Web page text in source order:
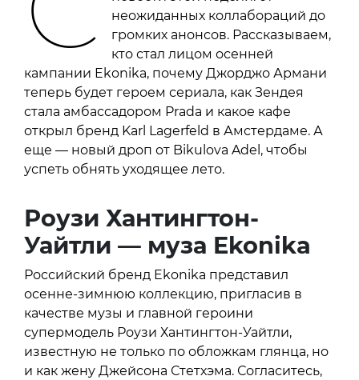
неожиданных коллабораций до
громких анонсов. Рассказываем,
кто стал лицом осенней
кампании Ekonika, почему Джорджо Армани
теперь будет героем сериала, как Зендея
стала амбассадором Prada и какое кафе
открыл бренд Karl Lagerfeld в Амстердаме. А
еще — новый дроп от Bikulova Adel, чтобы
успеть обнять уходящее лето.
Роузи Хантингтон-
Уайтли — муза Ekonika
Российский бренд Ekonika представил
осенне-зимнюю коллекцию, пригласив в
качестве музы и главной героини
супермодель Роузи Хантингтон-Уайтли,
известную не только по обложкам глянца, но
и как жену Джейсона Стетхэма. Согласитесь,